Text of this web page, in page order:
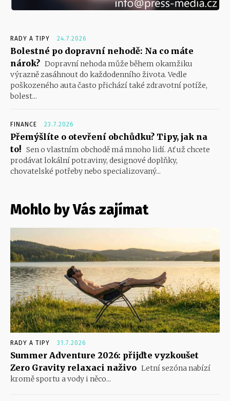
RADY A TIPY 24.7.2026
Bolestné po dopravní nehodě: Na co máte
nárok? Dopravní nehoda může během okamžiku
výrazně zasáhnout do každodenního života. Vedle
poškozeného auta často přichází také zdravotní potíže,
bolest...
FINANCE 23.7.2026
Přemýšlíte o otevření obchůdku? Tipy, jak na
to! Sen o vlastním obchodě má mnoho lidí. Ať už chcete
prodávat lokální potraviny, designové doplňky,
chovatelské potřeby nebo specializovaný...
Mohlo by Vás zajímat
RADY A TIPY 31.7.2026
Summer Adventure 2026: přijďte vyzkoušet
Zero Gravity relaxaci naživo Letní sezóna nabízí
kromě sportu a vody i něco...